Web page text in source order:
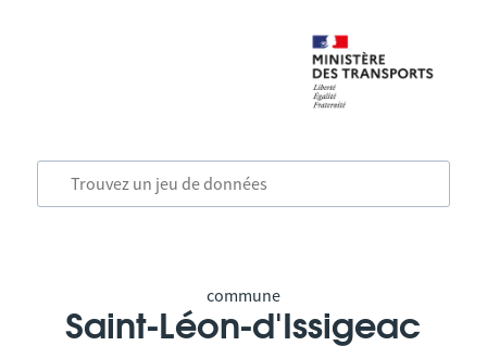
commune
Saint-Léon-d'Issigeac